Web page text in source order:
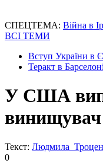
СПЕЦТЕМА: Війна в
ВСІ ТЕМИ
Вступ України в
Теракт в Барселоні
У США
Текст: Людмила
0